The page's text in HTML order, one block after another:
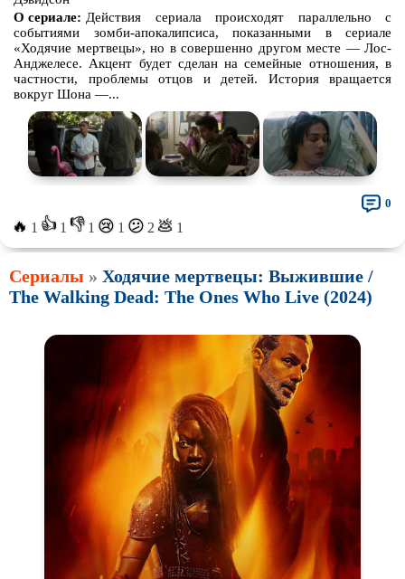
О сериале: Действия сериала происходят параллельно с
событиями зомби-апокалипсиса, показанными в сериале
«Ходячие мертвецы», но в совершенно другом месте — Лос-
Анджелесе. Акцент будет сделан на семейные отношения, в
частности, проблемы отцов и детей. История вращается
вокруг Шона —...
🔥 1 👍 1 👎 1 😢 1 😕 2 💩 1
0
Сериалы » Ходячие мертвецы: Выжившие /
The Walking Dead: The Ones Who Live (2024)